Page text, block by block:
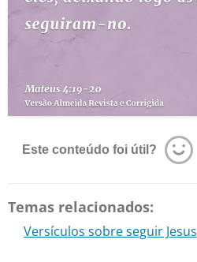
Este conteúdo foi útil?
Temas relacionados:
Versículos sobre seguir Jesus